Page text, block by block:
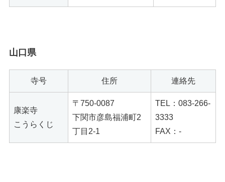
山口県
寺号 住所 連絡先
康楽寺
こうらくじ
〒750-0087
下関市彦島福浦町2
丁目2-1
TEL：083-266-
3333
FAX：-